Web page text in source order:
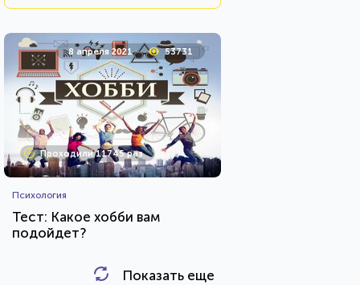
8 апреля 2021 53731
Проходили 11745 раз
Психология
Тест: Какое хобби вам
подойдет?
HTML - код
Показать еще